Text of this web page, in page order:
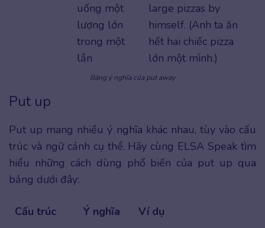
uống một
lượng lớn
trong một
lần
large pizzas by
himself. (Anh ta ăn
hết hai chiếc pizza
lớn một mình.)
Bảng ý nghĩa của put away
Put up
Put up mang nhiều ý nghĩa khác nhau, tùy vào cấu
trúc và ngữ cảnh cụ thể. Hãy cùng ELSA Speak tìm
hiểu những cách dùng phổ biến của put up qua
bảng dưới đây:
Cấu trúc Ý nghĩa
Ví dụ